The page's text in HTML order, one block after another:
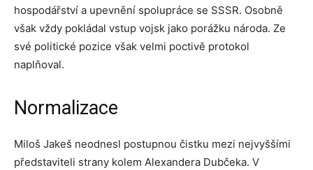
hospodářství a upevnění spolupráce se SSSR. Osobně
však vždy pokládal vstup vojsk jako porážku národa. Ze
své politické pozice však velmi poctivě protokol
naplňoval.
Normalizace
Miloš Jakeš neodnesl postupnou čistku mezi nejvyššími
představiteli strany kolem Alexandera Dubčeka. V